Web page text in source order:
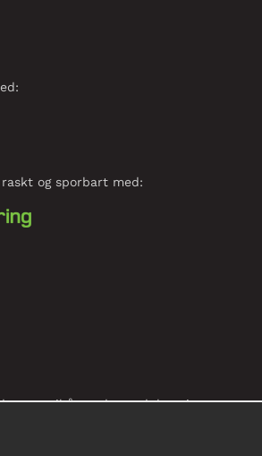
og sporbart med:
til å sende produkter i